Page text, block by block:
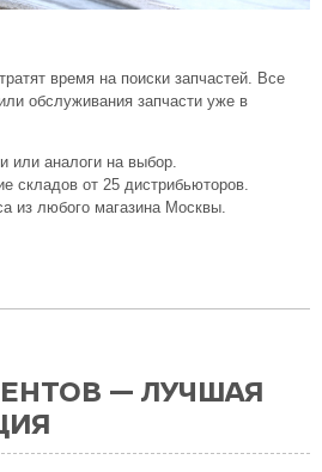
время на поиски запчастей. Все
обслуживания запчасти уже в
или аналоги на выбор.
складов от 25 дистрибьюторов.
из любого магазина Москвы.
— ЛУЧШАЯ